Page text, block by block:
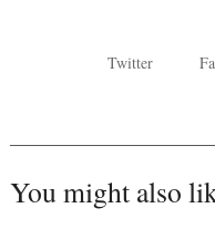
Twitter
You might also